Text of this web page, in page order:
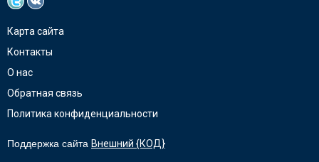
Карта сайта
Контакты
О нас
Обратная связь
Политика конфиденциальности
Поддержка сайта Внешний {КОД}